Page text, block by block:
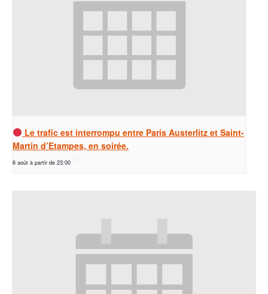
Le trafic est interrompu entre Paris Austerlitz et Saint-
Martin d’Etampes, en soirée.
6 août à partir de 23:00